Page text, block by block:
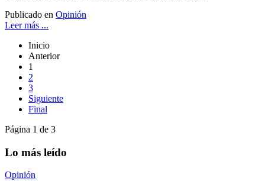
Publicado en Opinión
Leer más ...
Inicio
Anterior
1
2
3
Siguiente
Final
Página 1 de 3
Lo más leído
Opinión